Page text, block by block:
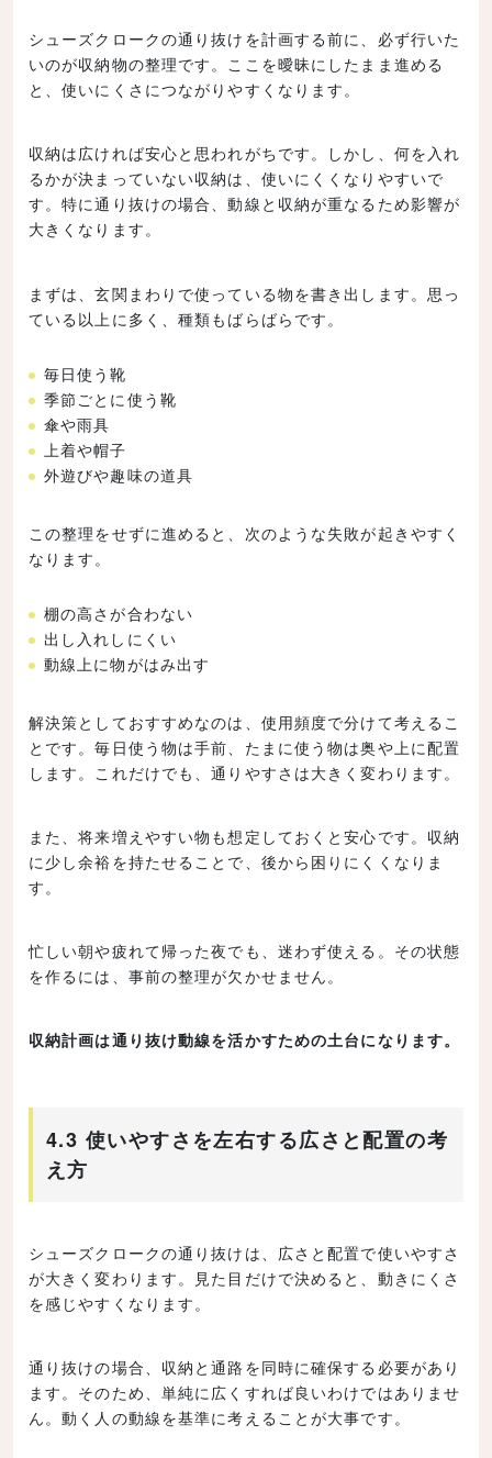
シューズクロークの通り抜けを計画する前に、必ず行いた
いのが収納物の整理です。ここを曖昧にしたまま進める
と、使いにくさにつながりやすくなります。
収納は広ければ安心と思われがちです。しかし、何を入れ
るかが決まっていない収納は、使いにくくなりやすいで
す。特に通り抜けの場合、動線と収納が重なるため影響が
大きくなります。
まずは、玄関まわりで使っている物を書き出します。思っ
ている以上に多く、種類もばらばらです。
毎日使う靴
季節ごとに使う靴
傘や雨具
上着や帽子
外遊びや趣味の道具
この整理をせずに進めると、次のような失敗が起きやすく
なります。
棚の高さが合わない
出し入れしにくい
動線上に物がはみ出す
解決策としておすすめなのは、使用頻度で分けて考えるこ
とです。毎日使う物は手前、たまに使う物は奥や上に配置
します。これだけでも、通りやすさは大きく変わります。
また、将来増えやすい物も想定しておくと安心です。収納
に少し余裕を持たせることで、後から困りにくくなりま
す。
忙しい朝や疲れて帰った夜でも、迷わず使える。その状態
を作るには、事前の整理が欠かせません。
収納計画は通り抜け動線を活かすための土台になります。
4.3 使いやすさを左右する広さと配置の考
え方
シューズクロークの通り抜けは、広さと配置で使いやすさ
が大きく変わります。見た目だけで決めると、動きにくさ
を感じやすくなります。
通り抜けの場合、収納と通路を同時に確保する必要があり
ます。そのため、単純に広くすれば良いわけではありませ
ん。動く人の動線を基準に考えることが大事です。